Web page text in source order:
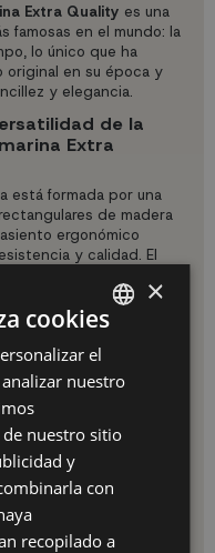
Extra Quality es una
famosas en el mundo: la
lo único que ha
original en su época y
y elegancia.
de la
Extra
está formada por una
de madera
ergonómico
y calidad. El
son 48 cm
profundidad, siendo la
los otros modelos de
otrassillas de comedor
sillas tapizadas
una amplia variedad de
y estilos para
SPANISH
ES
PT
×
cookies
el
nuestro
nuestro sitio
y
con
recopilado a